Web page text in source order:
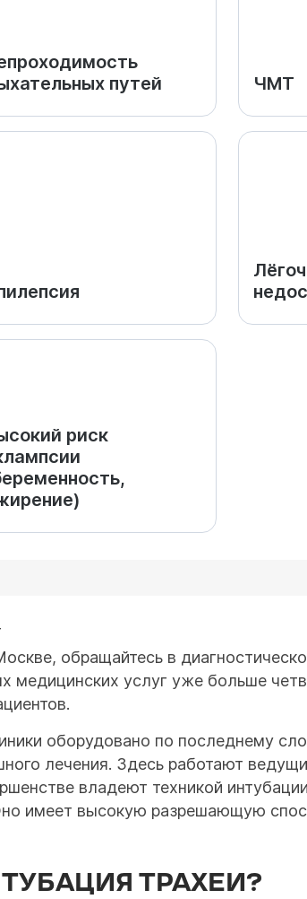
путей
ЧМТ
риск
обращайтесь в
медицинских услуг уже больше
оборудовано по последнему
лечения. Здесь работают
владеют техникой
имеет высокую разрешающую
ТРАХЕИ?